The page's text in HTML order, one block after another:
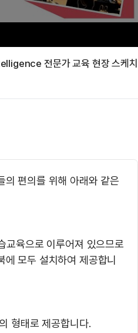
전문가 교육 현장 스케치
의 편의를 위해 아래와 같은
교육으로 이루어져 있으므로
에 모두 설치하여 제공합니
형태로 제공합니다.